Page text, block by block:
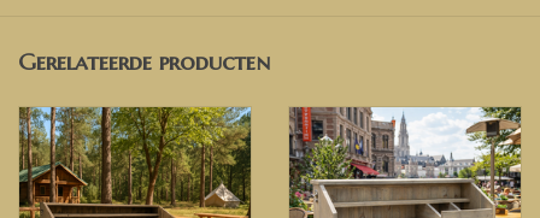
Afmetingen wagen op foto:
Breedte 153 cm
Diepte 63 cm
Gerelateerde producten